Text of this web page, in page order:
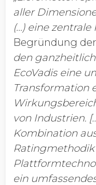
aller
(…) eine zentrale
Begründung
den
EcoVadis eine
Transformation
von Industrien.
Kombination
ein